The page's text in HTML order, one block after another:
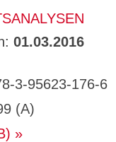
01.03.2016
3-95623-176-6
(A)